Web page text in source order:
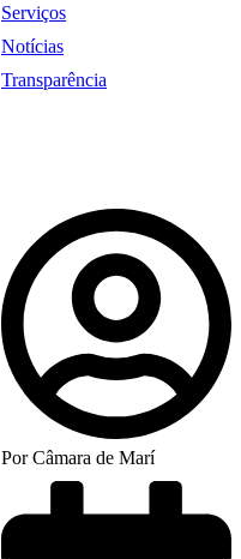
Serviços
Notícias
Transparência
PorCâmara de Marí